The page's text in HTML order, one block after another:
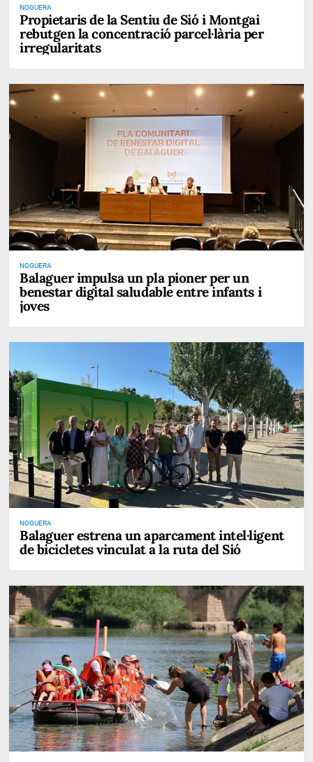
NOGUERA
Propietaris de la Sentiu de Sió i Montgai
rebutgen la concentració parcel·lària per
irregularitats
NOGUERA
Balaguer impulsa un pla pioner per un
benestar digital saludable entre infants i
joves
NOGUERA
Balaguer estrena un aparcament intel·ligent
de bicicletes vinculat a la ruta del Sió